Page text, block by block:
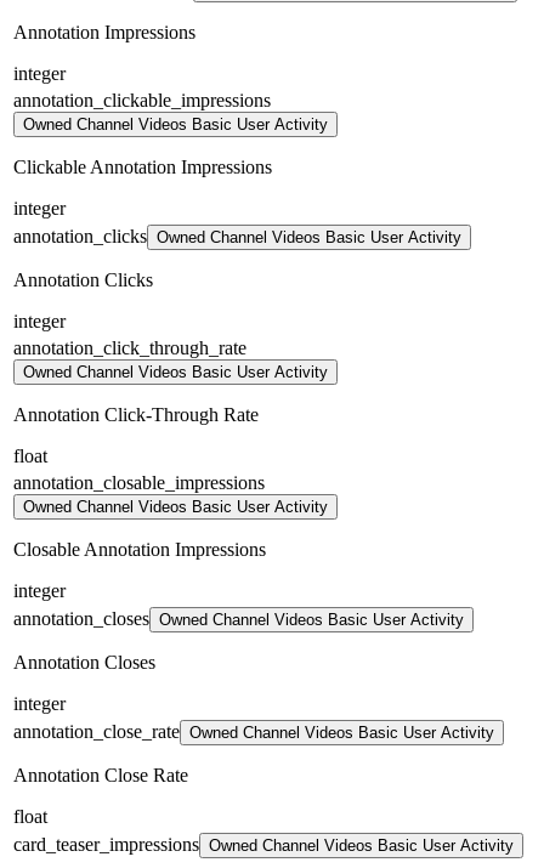
Annotation Impressions
integer
annotation_clickable_impressions
Owned Channel Videos Basic User Activity
Clickable Annotation Impressions
integer
annotation_clicks Owned Channel Videos Basic User Activity
Annotation Clicks
integer
annotation_click_through_rate
Owned Channel Videos Basic User Activity
Annotation Click-Through Rate
float
annotation_closable_impressions
Owned Channel Videos Basic User Activity
Closable Annotation Impressions
integer
annotation_closes Owned Channel Videos Basic User Activity
Annotation Closes
integer
annotation_close_rate Owned Channel Videos Basic User Activity
Annotation Close Rate
float
card_teaser_impressions Owned Channel Videos Basic User Activity